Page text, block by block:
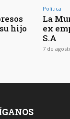
hijo
Política
La
ex
S.A
7 de